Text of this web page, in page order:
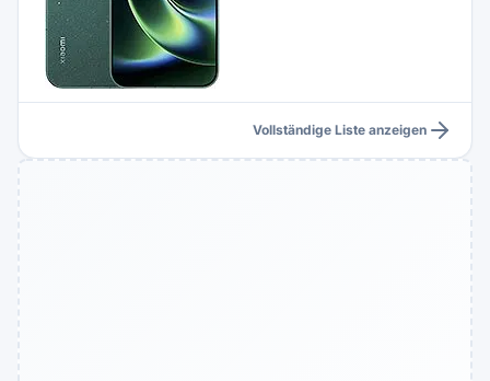
Vollständige Liste anzeigen